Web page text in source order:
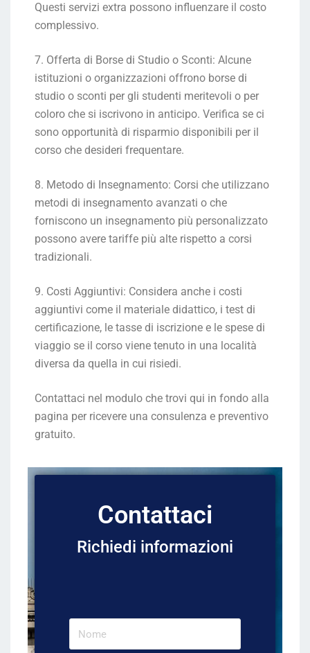
Questi servizi extra possono influenzare il costo
complessivo.
7. Offerta di Borse di Studio o Sconti: Alcune
istituzioni o organizzazioni offrono borse di
studio o sconti per gli studenti meritevoli o per
coloro che si iscrivono in anticipo. Verifica se ci
sono opportunità di risparmio disponibili per il
corso che desideri frequentare.
8. Metodo di Insegnamento: Corsi che utilizzano
metodi di insegnamento avanzati o che
forniscono un insegnamento più personalizzato
possono avere tariffe più alte rispetto a corsi
tradizionali.
9. Costi Aggiuntivi: Considera anche i costi
aggiuntivi come il materiale didattico, i test di
certificazione, le tasse di iscrizione e le spese di
viaggio se il corso viene tenuto in una località
diversa da quella in cui risiedi.
Contattaci nel modulo che trovi qui in fondo alla
pagina per ricevere una consulenza e preventivo
gratuito.
Contattaci
Richiedi informazioni